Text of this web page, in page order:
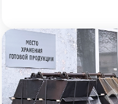
событий. В первые два
мероприятия могли
пообщаться с
директором нашей
Котовым Павлом
который не только
стенде, но и активно